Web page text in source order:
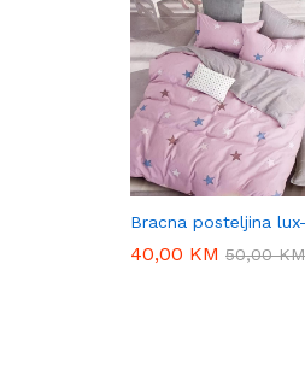
Bracna posteljina
40,00 KM 50,00KM
40,00 KM 50,00KM